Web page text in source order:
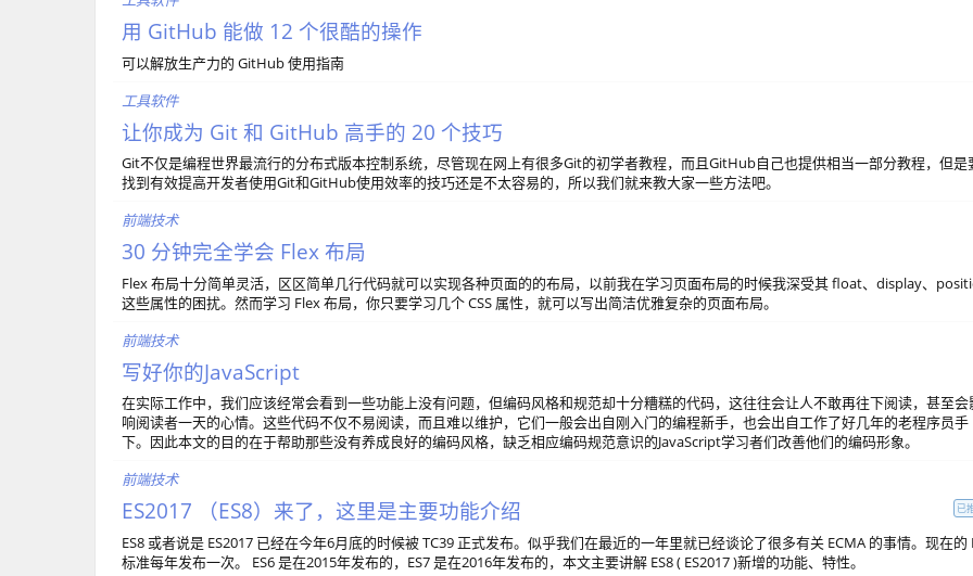
用 GitHub 能做 12 个很酷的操作
可以解放生产力的 GitHub 使用指南
工具软件
让你成为 Git 和 GitHub 高手的 20 个技巧
Git不仅是编程世界最流行的分布式版本控制系统，尽管现在网上有很多Git的初学者教程，而且GitHub自己也提供相当一部分教程，但是
找到有效提高开发者使用Git和GitHub使用效率的技巧还是不太容易的，所以我们就来教大家一些方法吧。
前端技术
30 分钟完全学会 Flex 布局
Flex 布局十分简单灵活，区区简单几行代码就可以实现各种页面的的布局，以前我在学习页面布局的时候我深受其 float、display、
这些属性的困扰。然而学习 Flex 布局，你只要学习几个 CSS 属性，就可以写出简洁优雅复杂的页面布局。
前端技术
写好你的JavaScript
在实际工作中，我们应该经常会看到一些功能上没有问题，但编码风格和规范却十分糟糕的代码，这往往会让人不敢再往下阅读，甚至会
响阅读者一天的心情。这些代码不仅不易阅读，而且难以维护，它们一般会出自刚入门的编程新手，也会出自工作了好几年的老程序员手
下。因此本文的目的在于帮助那些没有养成良好的编码风格，缺乏相应编码规范意识的JavaScript学习者们改善他们的编码形象。
前端技术
已
ES2017 （ES8）来了，这里是主要功能介绍
ES8 或者说是 ES2017 已经在今年6月底的时候被 TC39 正式发布。似乎我们在最近的一年里就已经谈论了很多有关 ECMA 的事情。现在的
标准每年发布一次。 ES6 是在2015年发布的，ES7 是在2016年发布的，本文主要讲解 ES8 ( ES2017 )新增的功能、特性。